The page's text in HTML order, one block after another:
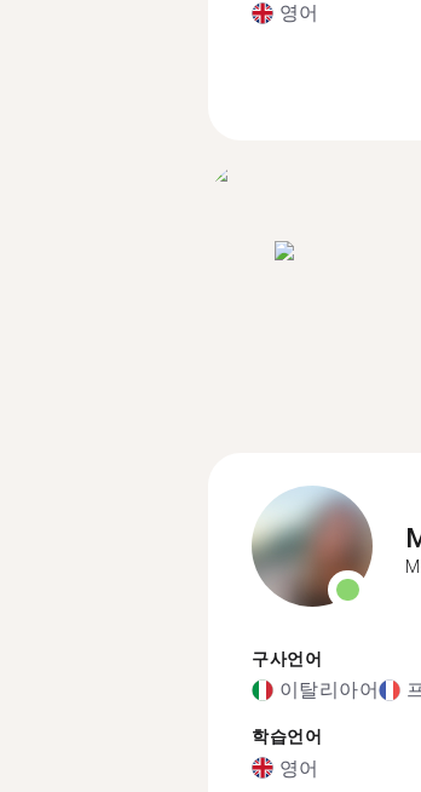
영어
구사언어
이탈리아어
학습언어
영어